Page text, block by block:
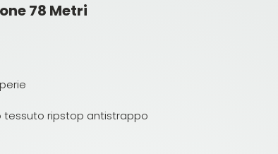
78 Metri
tessuto ripstop antistrappo